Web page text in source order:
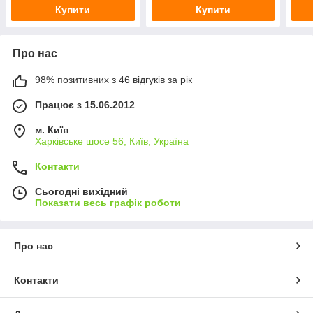
Купити Купити
Про нас
98% позитивних з 46 відгуків за рік
Працює з 15.06.2012
м. Київ
Харківське шосе 56, Київ, Україна
Контакти
Сьогодні вихідний
Показати весь графік роботи
Про нас
Контакти